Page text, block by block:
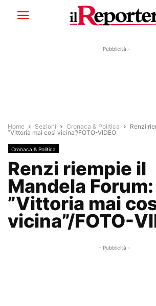
- Pubblicità -
Home Sezioni Cronaca & Politica
Renzi
”Vittoria mai così vicina”/FOTO-VIDEO
Cronaca & Politica
Renzi riempie il
Mandela Forum:
”Vittoria mai
vicina”/FOTO-
- Pubblicità -